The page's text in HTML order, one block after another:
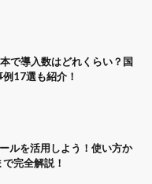
で導入数はどれくらい？国
17選も紹介！
ルを活用しよう！使い方か
完全解説！